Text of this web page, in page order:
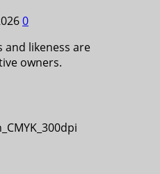
0
and likeness are
owners.